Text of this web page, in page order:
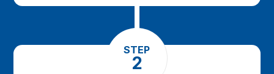
STEP
2